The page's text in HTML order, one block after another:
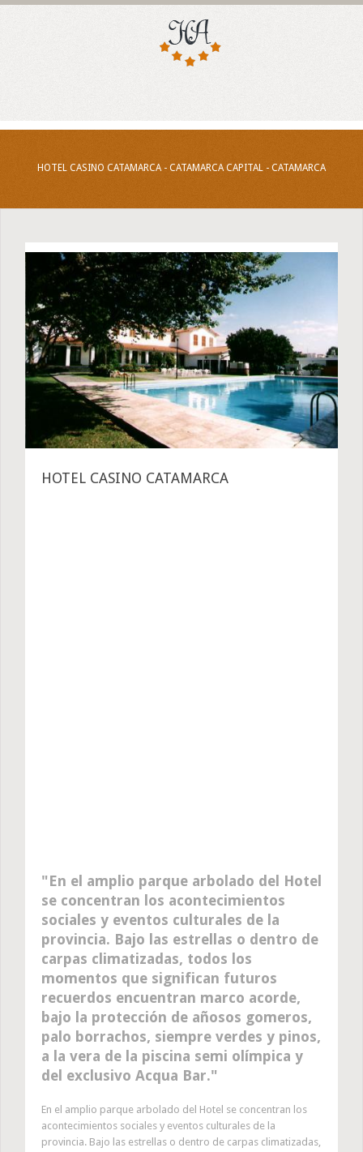
HOTEL CASINO CATAMARCA - CATAMARCA CAPITAL - CATAMARCA
HOTEL CASINO CATAMARCA
En el amplio parque arbolado del Hotel
se concentran los acontecimientos
sociales y eventos culturales de la
provincia. Bajo las estrellas o dentro de
carpas climatizadas, todos los
momentos que significan futuros
recuerdos encuentran marco acorde,
bajo la protección de añosos gomeros,
palo borrachos, siempre verdes y pinos,
a la vera de la piscina semi olímpica y
del exclusivo Acqua Bar.
En el amplio parque arbolado del Hotel se concentran los
acontecimientos sociales y eventos culturales de la
provincia. Bajo las estrellas o dentro de carpas climatizadas,